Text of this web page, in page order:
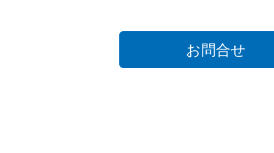
お問合せ